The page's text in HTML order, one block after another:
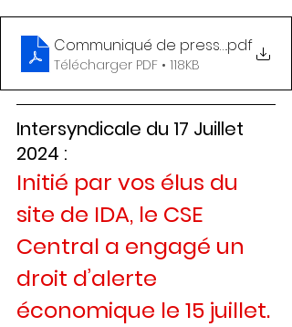
Communiqué de presse FO.pdf
Télécharger PDF • 118KB
Intersyndicale du 17 Juillet
2024 :
Initié par vos élus du
site de IDA, le CSE
Central a engagé un
droit d’alerte
économique le 15 juillet.